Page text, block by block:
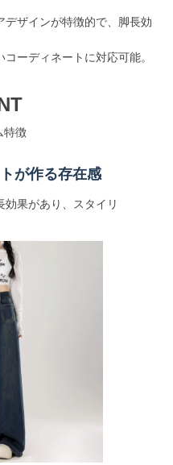
ザインが特徴的で、脚長効
ーディネートに対応可能。
特徴
が作る存在感
効果があり、スタイリ